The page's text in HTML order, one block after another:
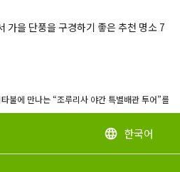
가을 단풍을 구경하기 좋은 추천 명소 7
타불에 만나는 “조루리사 야간 특별배관 투어”를
language 한국어